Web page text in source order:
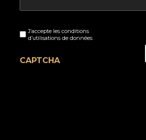
titreJ’accepte les conditions
d’utilisations de données
CAPTCHA